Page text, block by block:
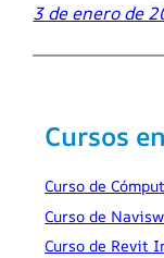
3 de enero de
Cursos
Curso de
Curso de
Curso de Revit